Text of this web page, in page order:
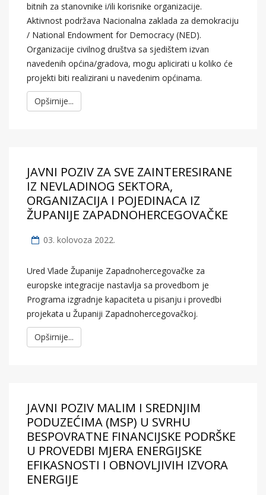
bitnih za stanovnike i/ili korisnike organizacije.
Aktivnost podržava Nacionalna zaklada za demokraciju
/ National Endowment for Democracy (NED).
Organizacije civilnog društva sa sjedištem izvan
navedenih općina/gradova, mogu aplicirati u koliko će
projekti biti realizirani u navedenim općinama.
Opširnije...
JAVNI POZIV ZA SVE ZAINTERESIRANE
IZ NEVLADINOG SEKTORA,
ORGANIZACIJA I POJEDINACA IZ
ŽUPANIJE ZAPADNOHERCEGOVAČKE
03. kolovoza 2022.
Ured Vlade Županije Zapadnohercegovačke za
europske integracije nastavlja sa provedbom je
Programa izgradnje kapaciteta u pisanju i provedbi
projekata u Županiji Zapadnohercegovačkoj.
Opširnije...
JAVNI POZIV MALIM I SREDNJIM
PODUZEĆIMA (MSP) U SVRHU
BESPOVRATNE FINANCIJSKE PODRŠKE
U PROVEDBI MJERA ENERGIJSKE
EFIKASNOSTI I OBNOVLJIVIH IZVORA
ENERGIJE